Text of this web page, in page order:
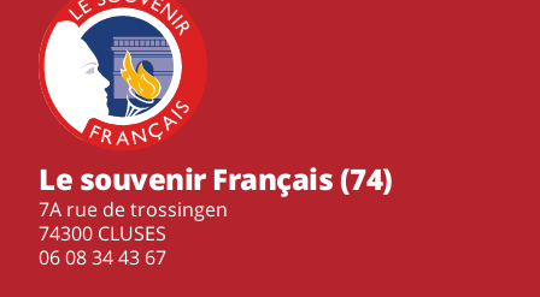
Le souvenir Français (74)
7A rue de trossingen
74300 CLUSES
‭06 08 34 43 67‬